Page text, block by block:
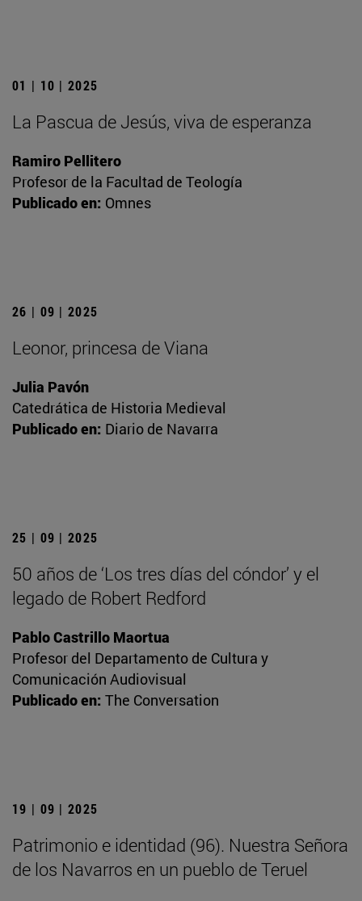
01 | 10 | 2025
La Pascua de Jesús, viva de esperanza
Ramiro Pellitero
Profesor de la Facultad de Teología
Publicado en: Omnes
26 | 09 | 2025
Leonor, princesa de Viana
Julia Pavón
Catedrática de Historia Medieval
Publicado en: Diario de Navarra
25 | 09 | 2025
50 años de ‘Los tres días del cóndor’ y el
legado de Robert Redford
Pablo Castrillo Maortua
Profesor del Departamento de Cultura y
Comunicación Audiovisual
Publicado en: The Conversation
19 | 09 | 2025
Patrimonio e identidad (96). Nuestra Señora
de los Navarros en un pueblo de Teruel